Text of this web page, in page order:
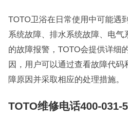
TOTO卫浴在日常使用中可能遇
系统故障、排水系统故障、电气
的故障报警，TOTO会提供详细
因，用户可以通过查看故障代码
障原因并采取相应的处理措施。
TOTO维修电话400-031-